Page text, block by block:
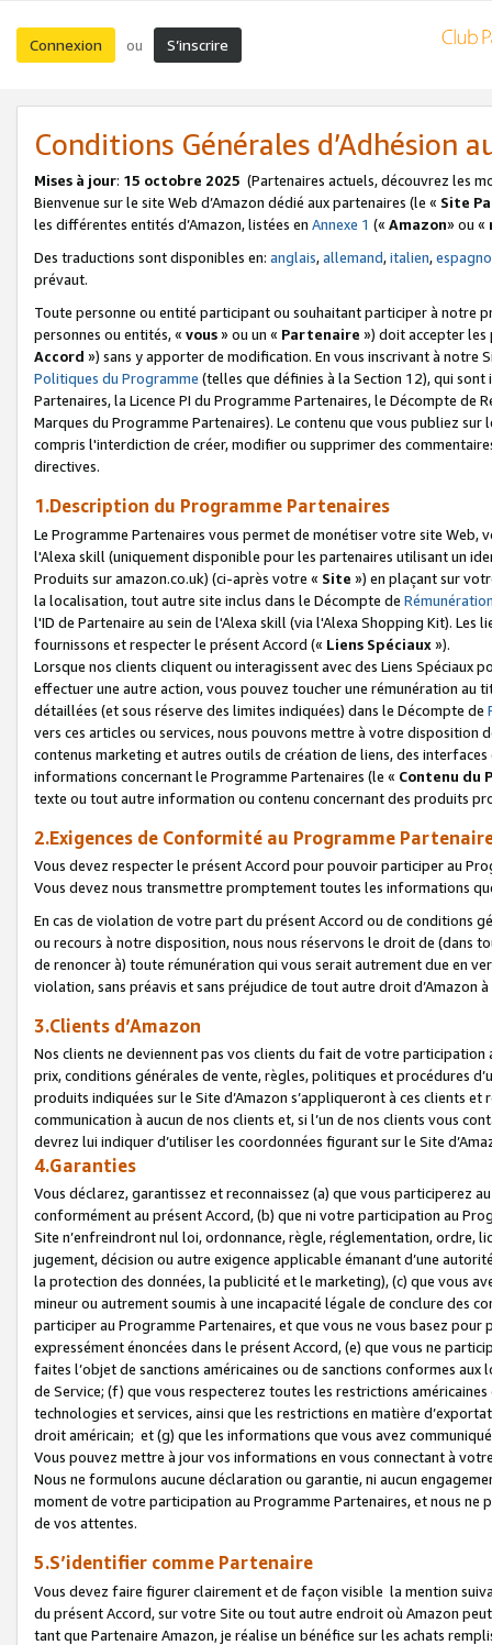
Connexion ou S’inscrire
Conditions Générales d’Adhésion
Mises à jour: 15 octobre 2025 (Partenaires actuels, découvrez les
Bienvenue sur le site Web d’Amazon dédié aux partenaires (le « Site
les différentes entités d’Amazon, listées en Annexe 1 (« Amazon» ou «
Des traductions sont disponibles en: anglais,allemand,italien,
prévaut.
Toute personne ou entité participant ou souhaitant participer à notre
personnes ou entités, « vous» ou un « Partenaire ») doit accepter les
Accord ») sans y apporter de modification. En vous inscrivant à notre
Politiques du Programme (telles que définies à la Section 12), qui
Partenaires, la Licence PI du Programme Partenaires, le Décompte de
Marques du Programme Partenaires). Le contenu que vous publiez
compris l'interdiction de créer, modifier ou supprimer des
directives.
1.Description du Programme Partenaires
Le Programme Partenaires vous permet de monétiser votre site Web,
l'Alexa skill (uniquement disponible pour les partenaires utilisant un
Produits sur amazon.co.uk) (ci-après votre « Site ») en plaçant sur
la localisation, tout autre site inclus dans le Décompte de
l'ID de Partenaire au sein de l'Alexa skill (via l'Alexa Shopping Kit).
fournissons et respecter le présent Accord (« Liens Spéciaux»).
Lorsque nos clients cliquent ou interagissent avec des Liens Spéciaux
effectuer une autre action, vous pouvez toucher une rémunération
détaillées (et sous réserve des limites indiquées) dans le Décompte de
vers ces articles ou services, nous pouvons mettre à votre disposition
contenus marketing et autres outils de création de liens, des
informations concernant le Programme Partenaires (le « Contenu du
texte ou tout autre information ou contenu concernant des produits
2.Exigences de Conformité au Programme
Vous devez respecter le présent Accord pour pouvoir participer au
Vous devez nous transmettre promptement toutes les informations
En cas de violation de votre part du présent Accord ou de conditions
ou recours à notre disposition, nous nous réservons le droit de (dans
de renoncer à) toute rémunération qui vous serait autrement due en
violation, sans préavis et sans préjudice de tout autre droit
3.Clients d’Amazon
Nos clients ne deviennent pas vos clients du fait de votre
prix, conditions générales de vente, règles, politiques et procédures
produits indiquées sur le Site d’Amazon s’appliqueront à ces clients
communication à aucun de nos clients et, si l’un de nos clients vous
devrez lui indiquer d’utiliser les coordonnées figurant sur le Site
4.Garanties
Vous déclarez, garantissez et reconnaissez (a) que vous participerez
conformément au présent Accord, (b) que ni votre participation au
Site n’enfreindront nul loi, ordonnance, règle, réglementation, ordre,
jugement, décision ou autre exigence applicable émanant d’une
la protection des données, la publicité et le marketing), (c) que vous
mineur ou autrement soumis à une incapacité légale de conclure des
participer au Programme Partenaires, et que vous ne vous basez
expressément énoncées dans le présent Accord, (e) que vous ne
faites l’objet de sanctions américaines ou de sanctions conformes
de Service; (f) que vous respecterez toutes les restrictions
technologies et services, ainsi que les restrictions en matière
droit américain; et (g) que les informations que vous avez
Vous pouvez mettre à jour vos informations en vous connectant à
Nous ne formulons aucune déclaration ou garantie, ni aucun
moment de votre participation au Programme Partenaires, et nous
de vos attentes.
5.S’identifier comme Partenaire
Vous devez faire figurer clairement et de façon visible la mention
du présent Accord, sur votre Site ou tout autre endroit où Amazon
tant que Partenaire Amazon, je réalise un bénéfice sur les achats